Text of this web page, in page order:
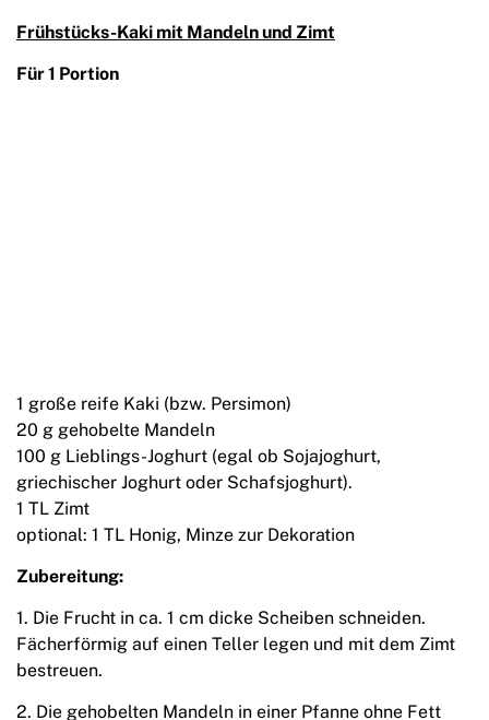
Frühstücks-Kaki mit Mandeln und Zimt
Für 1 Portion
1 große reife Kaki (bzw. Persimon)
20 g gehobelte Mandeln
100 g Lieblings-Joghurt (egal ob Sojajoghurt,
griechischer Joghurt oder Schafsjoghurt).
1 TL Zimt
optional: 1 TL Honig, Minze zur Dekoration
Zubereitung:
1. Die Frucht in ca. 1 cm dicke Scheiben schneiden.
Fächerförmig auf einen Teller legen und mit dem Zimt
bestreuen.
2. Die gehobelten Mandeln in einer Pfanne ohne Fett